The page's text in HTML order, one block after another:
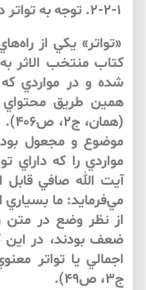
۲-۲-۱. توجه به تواتر در اعتبار محتواي احاديث
«تواتر» يكي از
كتاب منتخب الاثر
شده و در مواردي كه
همين طريق
موضوع و مجعول
مواردي را كه داراي
آيت الله صافي قابل
مي‌‌فرمايد: ما بسياري
از نظر وضع در متن
ضعف بودند، در اين
اجمالي يا تواتر
ج‏۳، ص۴۹).